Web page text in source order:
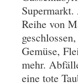
Reihe von
Gemüse,
mehr.
eine tote